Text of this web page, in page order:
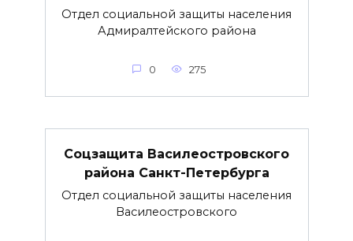
Отдел социальной защиты населения
Адмиралтейского района
0 275
Соцзащита Василеостровского
района Санкт-Петербурга
Отдел социальной защиты населения
Василеостровского